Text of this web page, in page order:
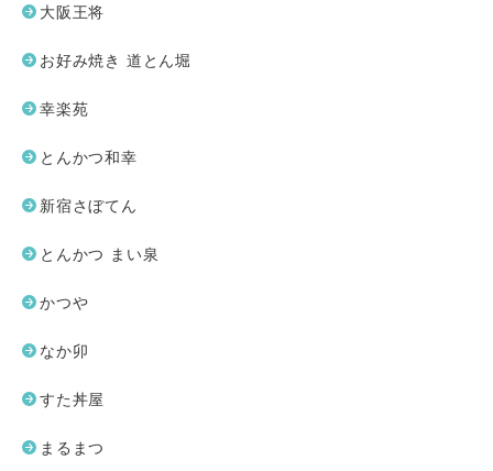
大阪王将
お好み焼き 道とん堀
幸楽苑
とんかつ和幸
新宿さぼてん
とんかつ まい泉
かつや
なか卯
すた丼屋
まるまつ